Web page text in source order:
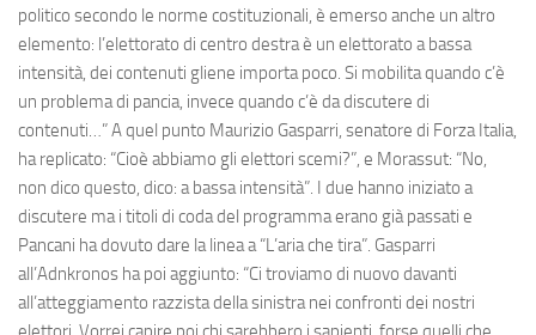
politico secondo le norme costituzionali, è emerso anche un altro
elemento: l’elettorato di centro destra è un elettorato a bassa
intensità, dei contenuti gliene importa poco. Si mobilita quando c’è
un problema di pancia, invece quando c’è da discutere di
contenuti…” A quel punto Maurizio Gasparri, senatore di Forza Italia,
ha replicato: “Cioè abbiamo gli elettori scemi?”, e Morassut: “No,
non dico questo, dico: a bassa intensità”. I due hanno iniziato a
discutere ma i titoli di coda del programma erano già passati e
Pancani ha dovuto dare la linea a “L’aria che tira”. Gasparri
all’Adnkronos ha poi aggiunto: “Ci troviamo di nuovo davanti
all’atteggiamento razzista della sinistra nei confronti dei nostri